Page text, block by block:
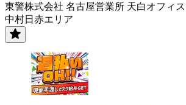
東警株式会社 名古屋営業所 天白オフィ
中村日赤エリア